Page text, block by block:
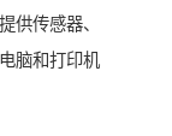
供传感器、
脑和打印机